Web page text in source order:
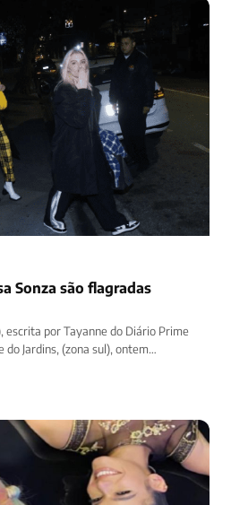
Sonza são flagradas
escrita por Tayanne do Diário Prime
do Jardins, (zona sul), ontem…